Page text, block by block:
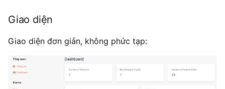
Giao diện
Giao diện đơn giản, không phức tạp: